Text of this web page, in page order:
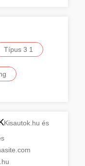
Típus 3 1
Kisautok.hu és